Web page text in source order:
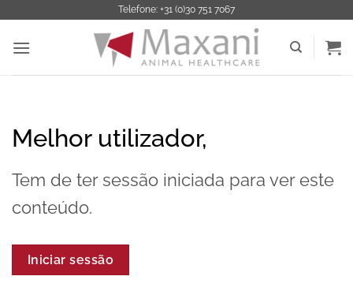
Telefone: +31 (0)30 751 7067
Melhor utilizador,
Tem de ter sessão iniciada para ver este
conteúdo.
Iniciar sessão